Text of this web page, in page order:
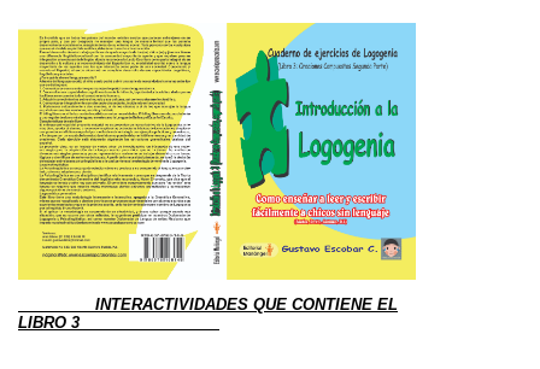
INTERACTIVIDADES QUE CONTIENE EL
LIBRO 3